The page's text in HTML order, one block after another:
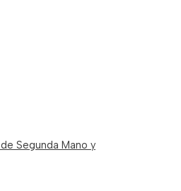
Segunda Mano y